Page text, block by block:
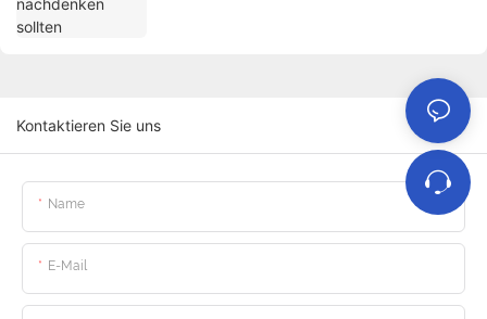
Kontaktieren Sie uns
Name
E-Mail